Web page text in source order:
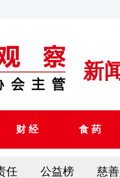
新
财 经 食 药
任 公益榜 慈